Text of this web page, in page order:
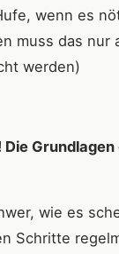
wenn es
muss das nur
werden)
Die Grundlagen
wie es
Schritte